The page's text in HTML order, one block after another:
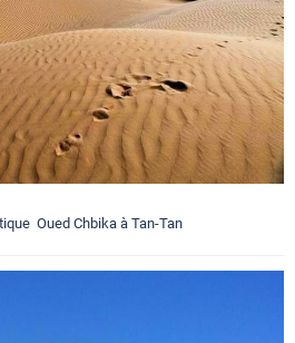
Oued Chbika à Tan-Tan